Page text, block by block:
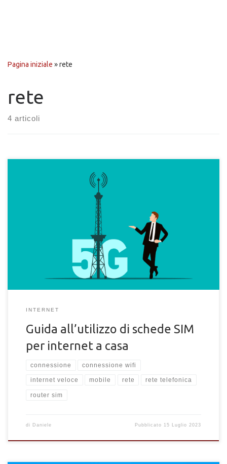
Pagina iniziale »rete
rete
4 articoli
Come configurare una rete domestica usando una SIM card per
internet a casa. Scopri i vantaggi di una connessione SIM anche
INTERNET
Guida all’utilizzo di schede SIM
per internet a casa
connessione connessione wifi
internet veloce mobile rete rete telefonica
router sim
di Daniele Pubblicato 15 Luglio 2023